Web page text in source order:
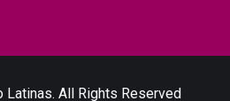
All Rights Reserved